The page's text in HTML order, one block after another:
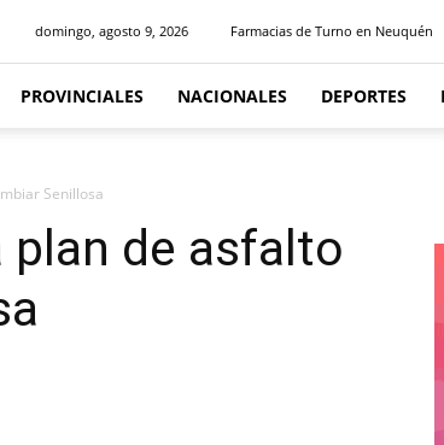
domingo, agosto 9, 2026 Farmacias de Turno en Neuquén
PROVINCIALES NACIONALES DEPORTES
Senillosa
plan de asfalto